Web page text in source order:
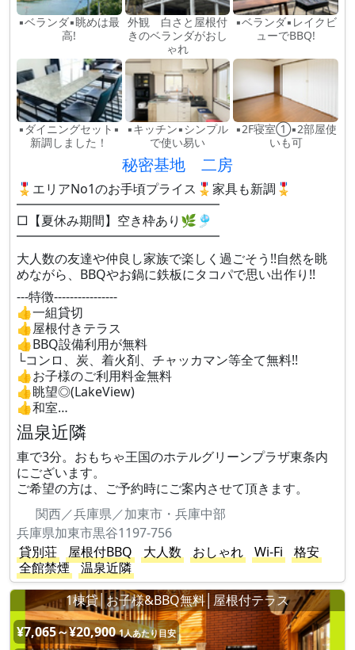
▪ベランダ▪眺めは最
高!
外観 白さと屋根付
きのベランダがおし
ゃれ
▪ベランダ▪レイクビ
ューでBBQ!
▪ダイニングセット▪
新調しました！
▪キッチン▪シンプル
で使い易い
▪2F寝室①▪2部屋使
いも可
秘密基地 二房
🎖️エリアNo1のお手頃プライス🎖️家具も新調🎖️
━━━━━━━━━━━━━━━━
□【夏休み期間】空き枠あり🌿🎐
━━━━━━━━━━━━━━━━
大人数の友達や仲良し家族で楽しく過ごそう!!自然を眺
めながら、BBQやお鍋に鉄板にタコパで思い出作り!!
---特徴----------------
👍一組貸切
👍屋根付きテラス
👍BBQ設備利用が無料
└コンロ、炭、着火剤、チャッカマン等全て無料!!
👍お子様のご利用料金無料
👍眺望◎(LakeView)
👍和室…
温泉近隣
車で3分。おもちゃ王国のホテルグリーンプラザ東条内
にございます。
ご希望の方は、ご予約時にご案内させて頂きます。
関西／兵庫県／加東市・兵庫中部
兵庫県加東市黒谷1197-756
貸別荘
屋根付BBQ 大人数 おしゃれ Wi-Fi
格安
全館禁煙
温泉近隣
1棟貸│お子様&BBQ無料│屋根付テラス
¥7,065～¥20,900 1人あたり目安